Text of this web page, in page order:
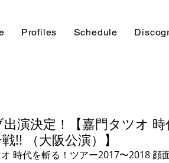
Profiles Schedule
出演決定！【嘉門タツオ
!! （大阪公演）】
時代を斬る！ツアー2017〜2018 顔